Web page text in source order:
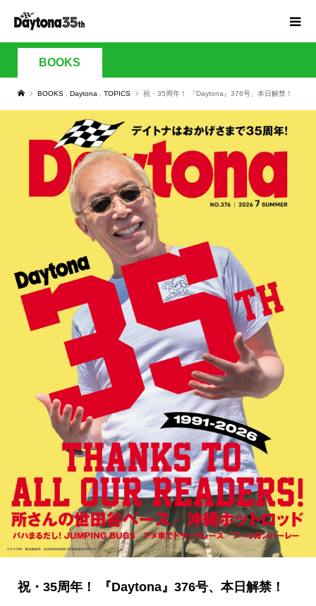
BOOKS
BOOKS Daytona TOPICS 祝・35周年！ 『Daytona』376号、本日解禁！
祝・35周年！ 『Daytona』376号、本日解禁！